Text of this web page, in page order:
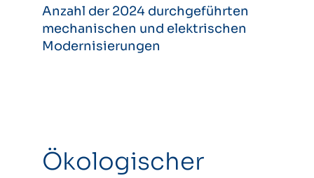
Anzahl der 2024 durchgeführten
mechanischen und elektrischen
Modernisierungen
Ökologischer